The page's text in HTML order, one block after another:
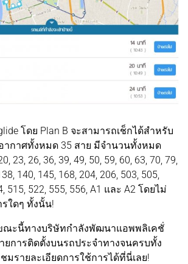
โดย Plan B จะสามารถเช็กได้สำหรับ
ากาศทั้งหมด 35 สาย มีจำนวนทั้งหมด
23, 26, 36, 39, 49, 50, 59, 60, 63, 70, 79,
140, 145, 168, 204, 206, 503, 505,
515, 522, 555, 556, A1 และ A2 โดยไม่
รใดๆ ทั้งนั้น!
ณะนี้ทางบริษัทกำลังพัฒนาแอพพลิเคชั่
ยการติดตั้งบนรถประจำทางจนครบทั้ง
มรายละเอียดการใช้การได้ที่นี่เลย!